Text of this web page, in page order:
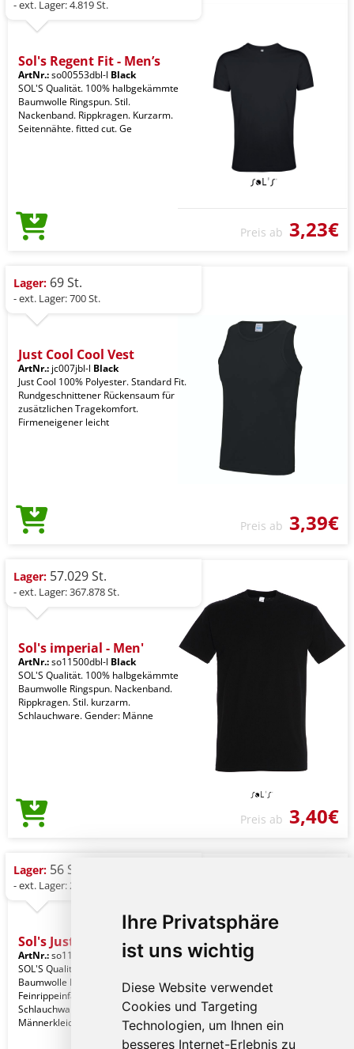
Ihre Privatsphäre
ist uns wichtig
Diese Website verwendet
Cookies und Targeting
Technologien, um Ihnen ein
besseres Internet-Erlebnis zu
- ext. Lager: 4.819 St.
Sol's Regent Fit - Men’s
ArtNr.:so00553dbl-l Black
SOL'S Qualität. 100% halbgekämmte
Baumwolle Ringspun. Stil.
Nackenband. Rippkragen. Kurzarm.
Seitennähte. fitted cut. Ge
Preis ab 3,23€
Lager: 69 St.
- ext. Lager: 700 St.
Just Cool Cool Vest
ArtNr.: jc007jbl-l Black
Just Cool 100% Polyester. Standard Fit.
Rundgeschnittener Rückensaum für
zusätzlichen Tragekomfort.
Firmeneigener leicht
Preis ab 3,39€
Lager: 57.029 St.
- ext. Lager: 367.878 St.
Sol's imperial - Men'
ArtNr.:so11500dbl-l Black
SOL'S Qualität. 100% halbgekämmte
Baumwolle Ringspun. Nackenband.
Rippkragen. Stil. kurzarm.
Schlauchware. Gender: Männe
Preis ab 3,40€
Lager: 56 St.
- ext. Lager: 2.579 St.
Sol's Justin - Men's
ArtNr.:so11465dbl-l
Black
SOL'S Qualität. 100% halbgekämmte
Baumwolle Ringspun.
Feinrippeinfassung. Stil.
Schlauchware. Gender:
Männerkleidung